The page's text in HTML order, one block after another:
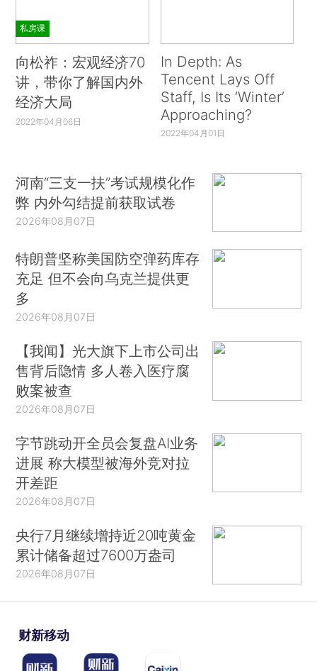
私房课
向松祚：宏观经济70
讲，带你了解国内外
经济大局
2022年04月06日
In Depth: As
Tencent Lays Off
Staff, Is Its ‘Winter’
Approaching?
2022年04月01日
河南“三支一扶”考试规模化作
弊 内外勾结提前获取试卷
2026年08月07日
特朗普坚称美国防空弹药库存
充足 但不会向乌克兰提供更
多
2026年08月07日
【我闻】光大旗下上市公司出
售背后隐情 多人卷入医疗腐
败案被查
2026年08月07日
字节跳动开全员会复盘AI业务
进展 称大模型被海外竞对拉
开差距
2026年08月07日
央行7月继续增持近20吨黄金
累计储备超过7600万盎司
2026年08月07日
财新移动